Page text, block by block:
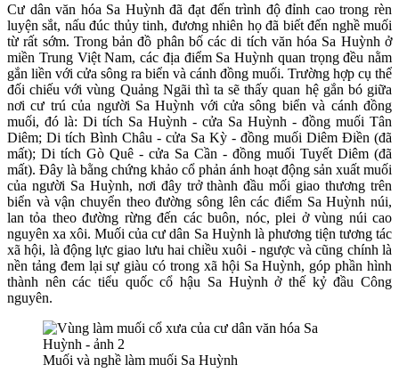
Cư dân văn hóa Sa Huỳnh đã đạt đến trình độ đỉnh cao trong rèn
luyện sắt, nấu đúc thủy tinh, đương nhiên họ đã biết đến nghề muối
từ rất sớm. Trong bản đồ phân bố các di tích văn hóa Sa Huỳnh ở
miền Trung Việt Nam, các địa điểm Sa Huỳnh quan trọng đều nằm
gắn liền với cửa sông ra biển và cánh đồng muối. Trường hợp cụ thể
đối chiếu với vùng Quảng Ngãi thì ta sẽ thấy quan hệ gắn bó giữa
nơi cư trú của người Sa Huỳnh với cửa sông biển và cánh đồng
muối, đó là: Di tích Sa Huỳnh - cửa Sa Huỳnh - đồng muối Tân
Diêm; Di tích Bình Châu - cửa Sa Kỳ - đồng muối Diêm Điền (đã
mất); Di tích Gò Quê - cửa Sa Cần - đồng muối Tuyết Diêm (đã
mất). Đây là bằng chứng khảo cổ phản ánh hoạt động sản xuất muối
của người Sa Huỳnh, nơi đây trở thành đầu mối giao thương trên
biển và vận chuyển theo đường sông lên các điểm Sa Huỳnh núi,
lan tỏa theo đường rừng đến các buôn, nóc, plei ở vùng núi cao
nguyên xa xôi. Muối của cư dân Sa Huỳnh là phương tiện tương tác
xã hội, là động lực giao lưu hai chiều xuôi - ngược và cũng chính là
nền tảng đem lại sự giàu có trong xã hội Sa Huỳnh, góp phần hình
thành nên các tiểu quốc cổ hậu Sa Huỳnh ở thế kỷ đầu Công
nguyên.
Muối và nghề làm muối Sa Huỳnh